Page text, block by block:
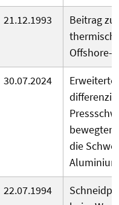
21.12.1993
Beitrag
Offshore-
30.07.2024
die
Aluminium
22.07.1994